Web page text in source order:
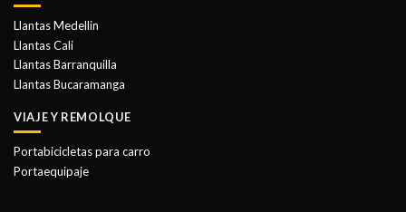
Llantas Medellin
Llantas Cali
Llantas Barranquilla
Llantas Bucaramanga
VIAJE Y REMOLQUE
Portabicicletas para carro
Portaequipaje